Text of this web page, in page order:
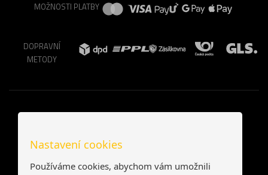
MOŽNOSTI PLATBY
DOPRAVNÍ
METODY
Nastavení cookies
Používáme cookies, abychom vám umožnili